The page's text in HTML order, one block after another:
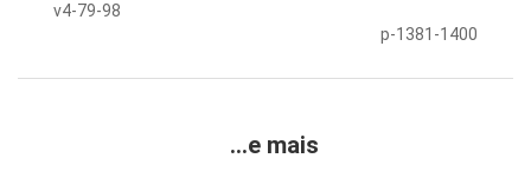
v4-79-98
p-1381-1400
...e mais